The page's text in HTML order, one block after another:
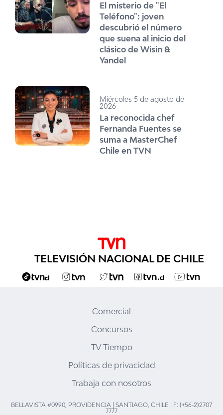
El misterio de "El
Teléfono": joven
descubrió el número
que suena al inicio del
clásico de Wisin &
Yandel
Miércoles 5 de agosto de
2026
La reconocida chef
Fernanda Fuentes se
suma a MasterChef
Chile en TVN
TELEVISIÓN NACIONAL DE CHILE
Comercial
Concursos
TV Tiempo
Políticas de privacidad
Trabaja con nosotros
BELLAVISTA #0990, PROVIDENCIA | SANTIAGO, CHILE | F: (+56-2)2707
7777